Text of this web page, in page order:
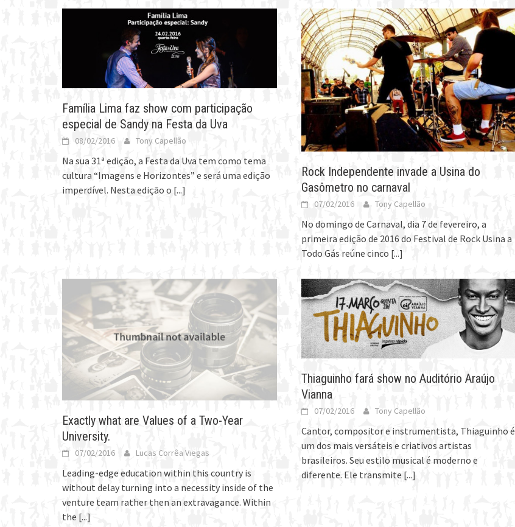
Família Lima faz show com participação
especial de Sandy na Festa da Uva
08/02/2016 Tony Capellão
Na sua 31ª edição, a Festa da Uva tem como tema
cultura “Imagens e Horizontes” e será uma edição
imperdível. Nesta edição o [...]
Rock Independente invade a Usina do
Gasômetro no carnaval
07/02/2016 Tony Capellão
No domingo de Carnaval, dia 7 de fevereiro, a
primeira edição de 2016 do Festival de Rock Usina a
Todo Gás reúne cinco [...]
Exactly what are Values of a Two-Year
University.
07/02/2016 Lucas Corrêa Viegas
Leading-edge education within this country is
without delay turning into a necessity inside of the
venture team rather then an extravagance. Within
the [...]
Thiaguinho fará show no Auditório Araújo
Vianna
07/02/2016 Tony Capellão
Cantor, compositor e instrumentista, Thiaguinho é
um dos mais versáteis e criativos artistas
brasileiros. Seu estilo musical é moderno e
diferente. Ele transmite [...]